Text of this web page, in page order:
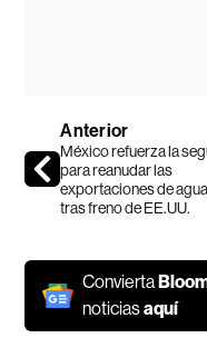
Anterior
México refuerza la
para reanudar las
exportaciones de
tras freno de EE.UU.
Convierta
noticiasaquí